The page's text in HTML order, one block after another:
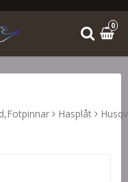
0
Hasplåt